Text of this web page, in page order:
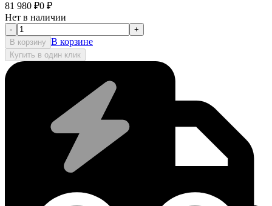
81 980 ₽0 ₽
Нет в наличии
-
+
В корзину В корзине
Купить в один клик